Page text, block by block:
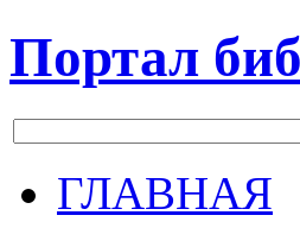
Портал
ГЛАВНАЯ